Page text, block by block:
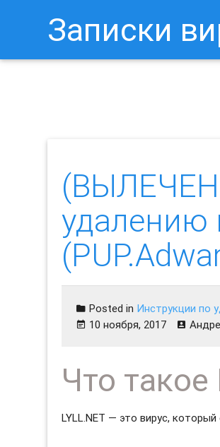
Записки
удалению
Posted in Инструкции по
10 ноября, 2017
Что такое
LYLL.NET — это вирус, который